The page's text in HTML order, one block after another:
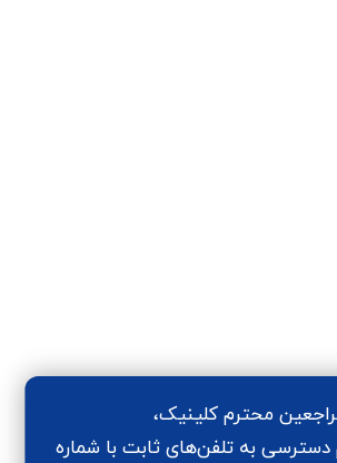
محترم کلینیک،
به تلفن‌های ثابت با شماره